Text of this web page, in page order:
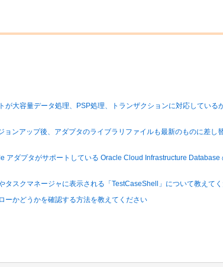
が大容量データ処理、PSP処理、トランザクションに対応している
ョンアップ後、アダプタのライブラリファイルも最新のものに差し
アダプタがサポートしている Oracle Cloud Infrastructure Database
タスクマネージャに表示される「TestCaseShell」について教えて
ーかどうかを確認する方法を教えてください